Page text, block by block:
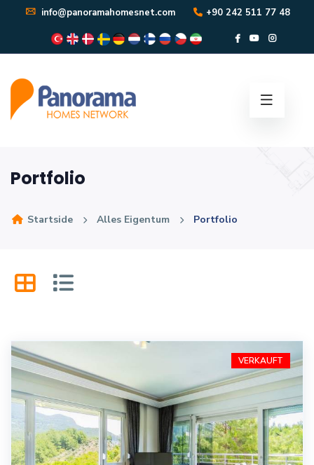
info@panoramahomesnet.com +90 242 511 77 48
Portfolio
Startside Alles Eigentum Portfolio
VERKAUFT